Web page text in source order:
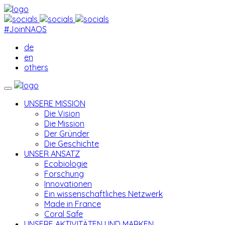
#JoinNAOS
de
en
others
UNSERE MISSION
Die Vision
Die Mission
Der Gründer
Die Geschichte
UNSER ANSATZ
Ecobiologie
Forschung
Innovationen
Ein wissenschaftliches Netzwerk
Made in France
Coral Safe